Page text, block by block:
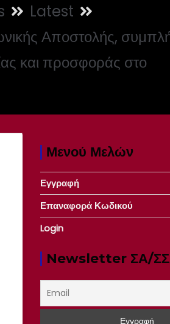
Latest
Αποστολής,
και προσφοράς στο
Μενού Μελών
Εγγραφή
Επαναφορά Κωδικού
Login
Newsletter ΣΑ/